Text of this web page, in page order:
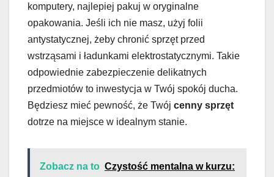
komputery, najlepiej pakuj w oryginalne
opakowania. Jeśli ich nie masz, użyj folii
antystatycznej, żeby chronić sprzęt przed
wstrząsami i ładunkami elektrostatycznymi. Takie
odpowiednie zabezpieczenie delikatnych
przedmiotów to inwestycja w Twój spokój ducha.
Będziesz mieć pewność, że Twój cenny sprzęt
dotrze na miejsce w idealnym stanie.
Zobacz na to Czystość mentalna w kurzu: